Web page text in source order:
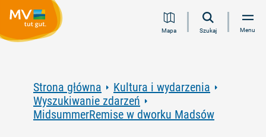
Przejdź
Przejdź
Przejdź
Przejdź
Mapa Szukaj Menu
Strona główna
Kultura i wydarzenia
Wyszukiwanie zdarzeń
MidsummerRemise w dworku Madsów